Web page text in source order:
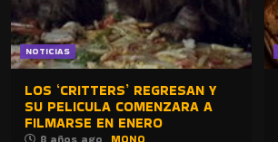
NOTICIAS
LOS ‘CRITTERS’ REGRESAN Y
SU PELICULA COMENZARA A
FILMARSE EN ENERO